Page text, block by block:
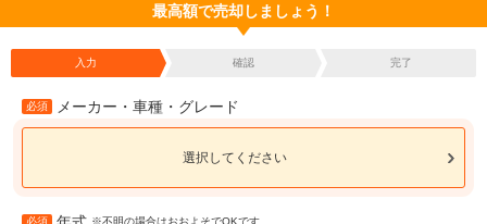
最高額で売却しましょう！
入力 確認 完了
必須 メーカー・車種・グレード
選択してください
必須 ※不明の場合はおおよそでOKです